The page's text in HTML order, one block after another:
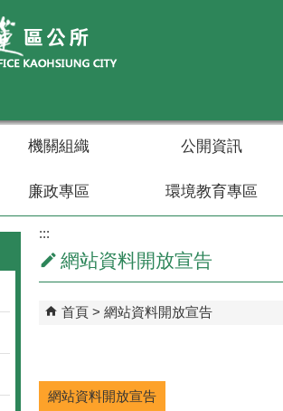
機關組織 公開資訊
廉政專區 環境教育專區
:::
網站資料開放宣告
首頁 網站資料開放宣告
網站資料開放宣告